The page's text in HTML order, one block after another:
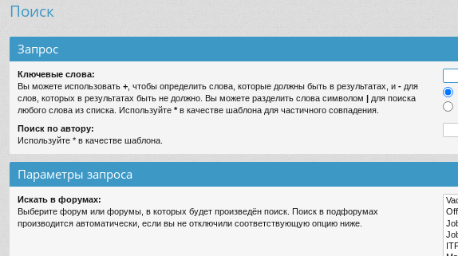
Поиск
Запрос
Ключевые слова:
Вы можете использовать + , чтобы определить слова, которые должны быть в результатах, и - для
слов, которых в результатах быть не должно. Вы можете разделить слова символом | для поиска
любого слова из списка. Используйте *в качестве шаблона для частичного совпадения.
Поиск по автору:
Используйте * в качестве шаблона.
Параметры запроса
Искать в форумах:
Выберите форум или форумы, в которых будет произведён поиск. Поиск в подфорумах
производится автоматически, если вы не отключили соответствующую опцию ниже.